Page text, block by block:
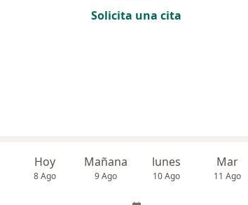
Solicita una cita
Hoy
8 Ago
Mañana
9 Ago
lunes
10 Ago
Mar
11 Ago